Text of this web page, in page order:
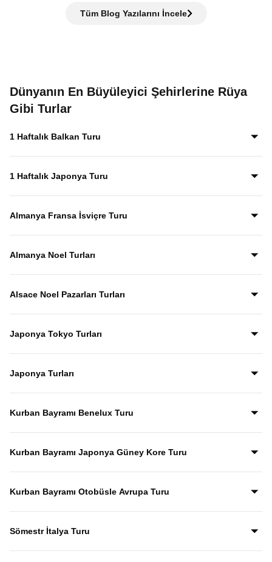
Tüm Blog Yazılarını İncele
Dünyanın En Büyüleyici Şehirlerine Rüya
Gibi Turlar
1 Haftalık Balkan Turu
1 Haftalık Japonya Turu
Almanya Fransa İsviçre Turu
Almanya Noel Turları
Alsace Noel Pazarları Turları
Japonya Tokyo Turları
Japonya Turları
Kurban Bayramı Benelux Turu
Kurban Bayramı Japonya Güney Kore Turu
Kurban Bayramı Otobüsle Avrupa Turu
Sömestr İtalya Turu